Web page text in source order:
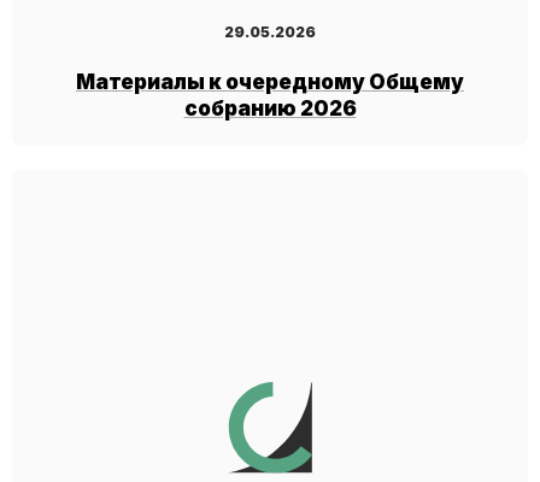
29.05.2026
Материалы к очередному Общему
собранию 2026